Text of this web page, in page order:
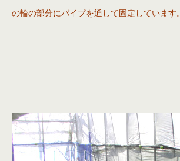
の輪の部分にパイプを通して固定しています。